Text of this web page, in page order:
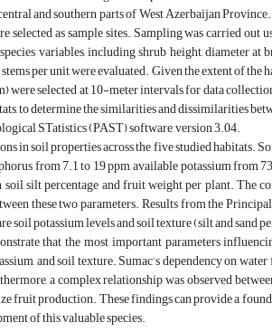
and southern parts of West Azerbaijan
as sample sites. Sampling was carried
variables, including shrub height, diameter
per unit were evaluated. Given the extent of
were selected at 10-meter intervals for data
to determine the similarities and dissimilarities
STatistics (PAST) software, version 3.04.
in soil properties across the five studied habitats.
from 7.1 to 19 ppm, available potassium from
silt percentage and fruit weight per plant. The
these two parameters. Results from the
potassium levels and soil texture (silt and sand
that the most important parameters
and soil texture. Sumac’s dependency on
a complex relationship was observed
fruit production. These findings can provide a
of this valuable species.